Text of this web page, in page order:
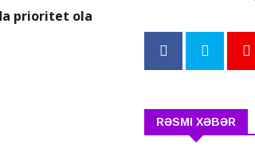
prioritet ola
RƏSMI XƏBƏR